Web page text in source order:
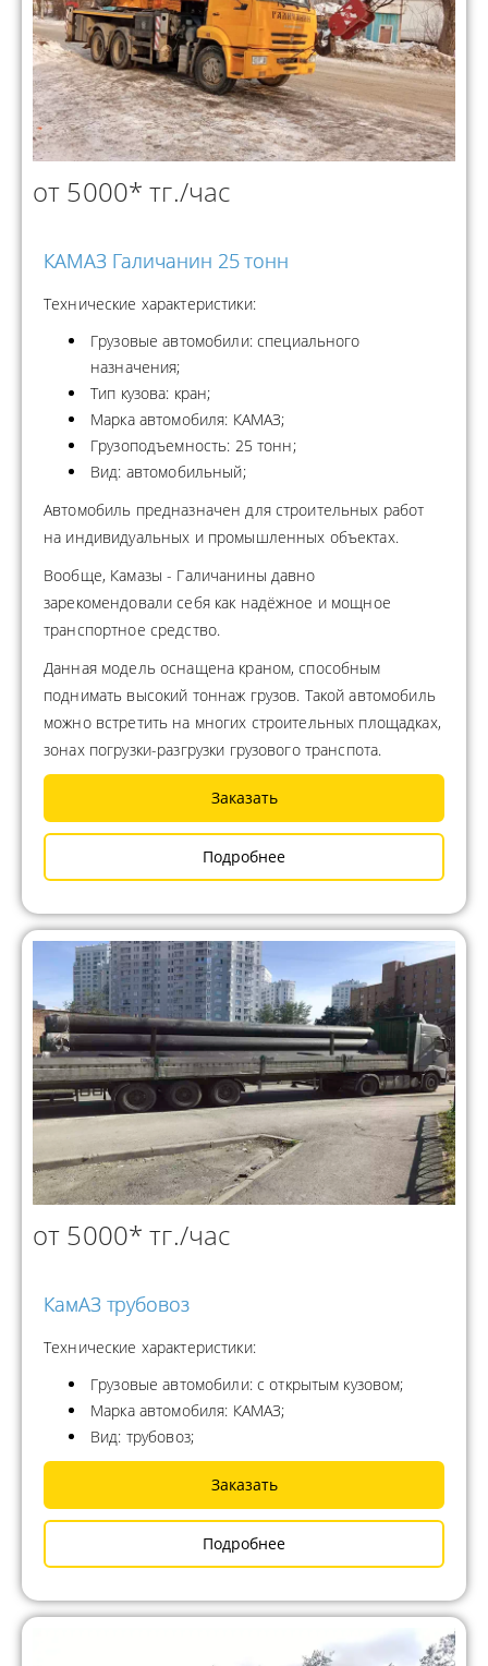
от 5000* тг./час
КАМАЗ Галичанин 25 тонн
Технические характеристики:
Грузовые автомобили: специального
назначения;
Тип кузова: кран;
Марка автомобиля: КАМАЗ;
Грузоподъемность: 25 тонн;
Вид: автомобильный;
Автомобиль предназначен для строительных работ
на индивидуальных и промышленных объектах.
Вообще, Камазы - Галичанины давно
зарекомендовали себя как надёжное и мощное
транспортное средство.
Данная модель оснащена краном, способным
поднимать высокий тоннаж грузов. Такой автомобиль
можно встретить на многих строительных площадках,
зонах погрузки-разгрузки грузового транспота.
Заказать
Подробнее
от 5000* тг./час
КамАЗ трубовоз
Технические характеристики:
Грузовые автомобили: с открытым кузовом;
Марка автомобиля: КАМАЗ;
Вид: трубовоз;
Заказать
Подробнее